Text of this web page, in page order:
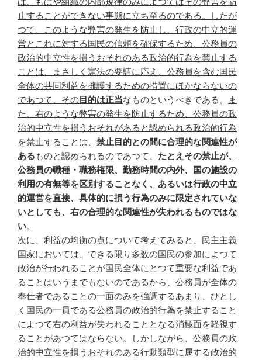
止することができない事態に立ち至るのである。したが
つて、このような弊害の発生を防止し、行政の中立的運
営とこれに対する国民の信頼を確保するため、公務員の
政治的中立性を損うおそれのある政治的行為を禁止する
ことは、まさしく憲法の要請に応え、公務員を含む国民
全体の共同利益を擁護するための措置にほかならないの
であつて、その目的は正当なものというべきである。
ま
た、右のような弊害の発生を防止するため、公務員の政
治的中立性を損うおそれがあると認められる政治的行為
を禁止することは、 禁止目的との間に合理的な関連性が
ある ものと認められるのであつて、 たとえその禁止が、
公務員の職種・職務権限、勤務時間の内外、国の施設の
利用の有無等を区別することなく、あるいは行政の中立
的運営を直接、具体的に損う行為のみに限定されていな
いとしても、右の合理的な関連性が失われるものではな
い。
次に、 利益の均衡の点について考えてみると、民主主義
国家においては、できる限り多数の国民の参加によつて
政治が行われることが国民全体にとつて重要な利益であ
ることはいうまでもないのであるから、公務員が全体の
奉仕者であることの一面のみを強調するあまり、ひとし
く国民の一員である公務員の政治的行為を禁止すること
によつて右の利益が失われることとなる消極面を軽視す
ることがあつてはならない。しかしながら、公務員の政
治的中立性を損うおそれのある行動類型に属する政治的